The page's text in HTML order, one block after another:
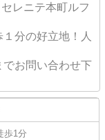
レニテ本町ルフ
分の好立地！人
お問い合わせ下
歩1分